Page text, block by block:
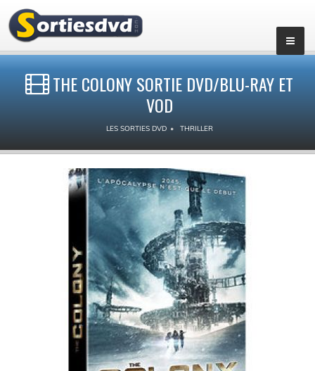
THE COLONY SORTIE DVD/BLU-RAY ET
VOD
LES SORTIES DVD THRILLER